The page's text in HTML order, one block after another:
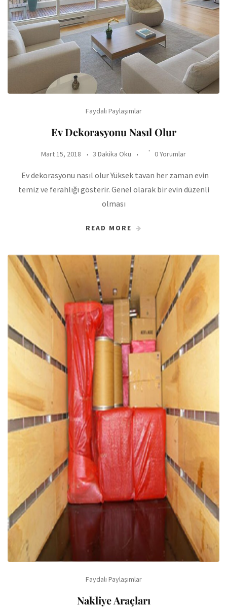
Faydalı Paylaşımlar
Ev Dekorasyonu Nasıl Olur
Mart 15, 2018 3 Dakika Oku 0 Yorumlar
Ev dekorasyonu nasıl olur Yüksek tavan her zaman evin
temiz ve ferahlığı gösterir. Genel olarak bir evin düzenli
olması
READ MORE
Faydalı Paylaşımlar
Nakliye Araçları